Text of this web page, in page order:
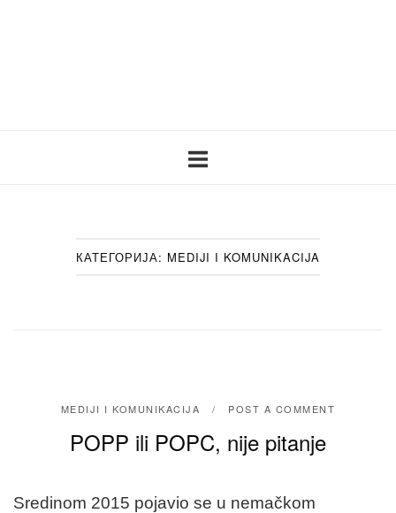
КАТЕГОРИЈА: MEDIJI I KOMUNIKACIJA
MEDIJI I KOMUNIKACIJA POST A COMMENT
POPP ili POPC, nije pitanje
Sredinom 2015 pojavio se u nemačkom